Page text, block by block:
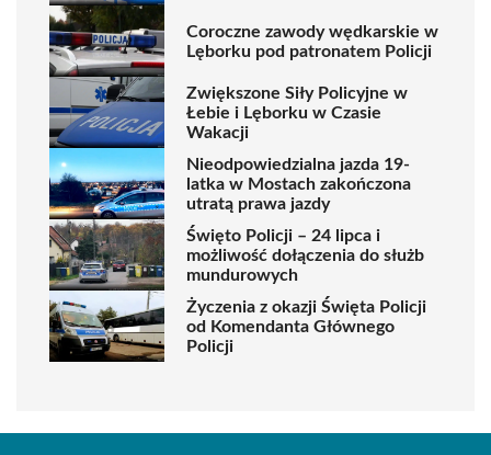
Coroczne zawody wędkarskie w
Lęborku pod patronatem Policji
Zwiększone Siły Policyjne w
Łebie i Lęborku w Czasie
Wakacji
Nieodpowiedzialna jazda 19-
latka w Mostach zakończona
utratą prawa jazdy
Święto Policji – 24 lipca i
możliwość dołączenia do służb
mundurowych
Życzenia z okazji Święta Policji
od Komendanta Głównego
Policji